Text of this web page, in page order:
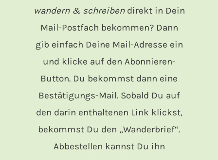
wandern & schreibendirekt in Dein
Mail-Postfach bekommen? Dann
gib einfach Deine Mail-Adresse ein
und klicke auf den Abonnieren-
Button. Du bekommst dann eine
Bestätigungs-Mail. Sobald Du auf
den darin enthaltenen Link klickst,
bekommst Du den „Wanderbrief“.
Abbestellen kannst Du ihn